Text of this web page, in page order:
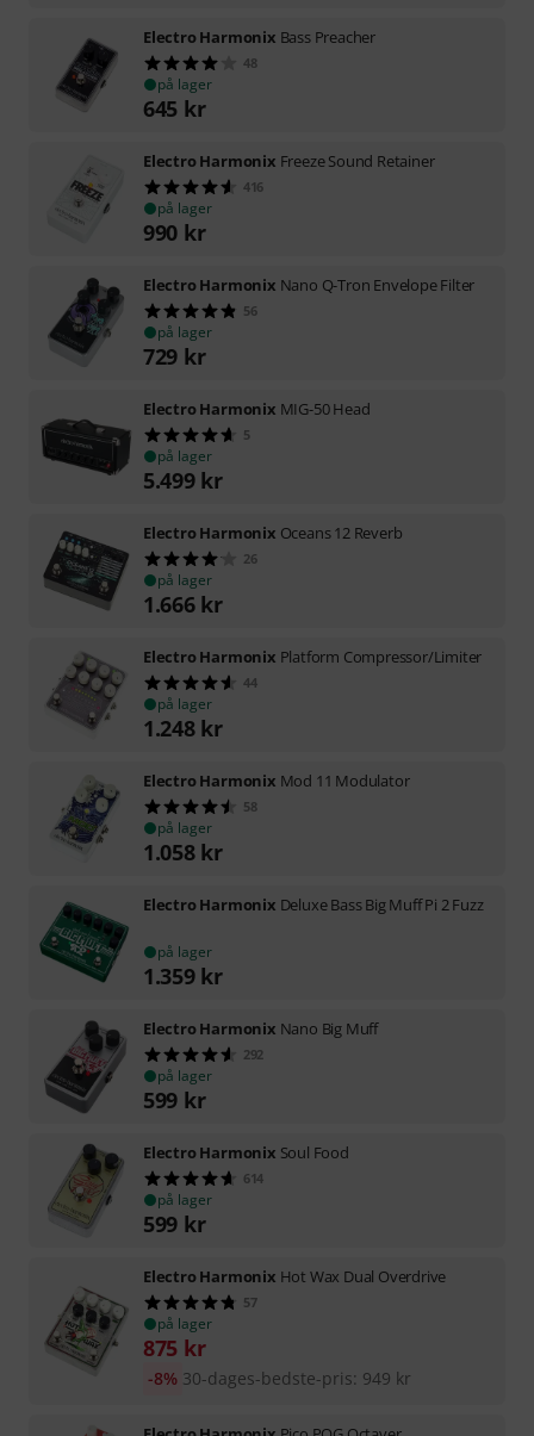
Electro Harmonix Bass Preacher
48
på lager
645 kr
Electro Harmonix Freeze Sound Retainer
416
på lager
990 kr
Electro Harmonix Nano Q-Tron Envelope Filter
56
på lager
729 kr
Electro Harmonix MIG-50 Head
5
på lager
5.499 kr
Electro Harmonix Oceans 12 Reverb
26
på lager
1.666 kr
Electro Harmonix Platform Compressor/Limiter
44
på lager
1.248 kr
Electro Harmonix Mod 11 Modulator
58
på lager
1.058 kr
Electro Harmonix Deluxe Bass Big Muff Pi 2 Fuzz
på lager
1.359 kr
Electro Harmonix Nano Big Muff
292
på lager
599 kr
Electro Harmonix Soul Food
614
på lager
599 kr
Electro Harmonix Hot Wax Dual Overdrive
57
på lager
875 kr
30-dages-bedste-pris: 949 kr
-8%